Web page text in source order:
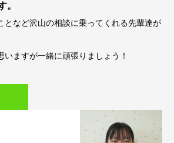
。
となど沢山の相談に乗ってくれる先輩達が
いますが一緒に頑張りましょう！